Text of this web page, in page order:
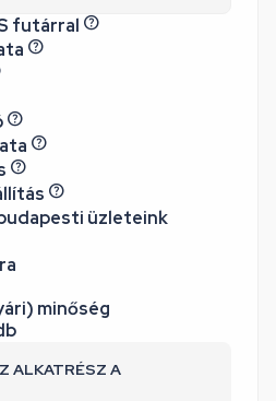
minőség
futárral
üzleteink
ALKATRÉSZ A